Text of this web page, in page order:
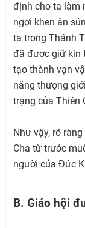
định cho ta làm
ngợi khen ân
ta trong Thánh
đã được giữ kín
tạo thành vạn
năng thượng
trạng của Thiên
Như vậy, rõ
Cha từ trước
người của Đức
B. Giáo hội